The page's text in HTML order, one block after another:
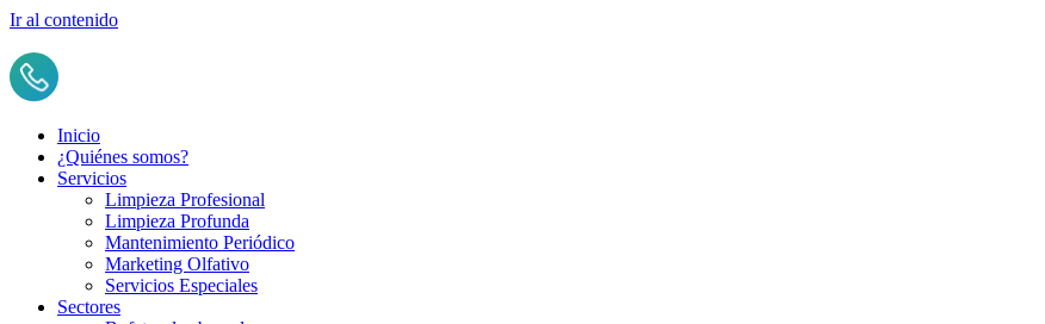
Ir al contenido
Inicio
¿Quiénes somos?
Servicios
Limpieza Profesional​
Limpieza Profunda
Mantenimiento Periódico
Marketing Olfativo
Servicios Especiales
Sectores